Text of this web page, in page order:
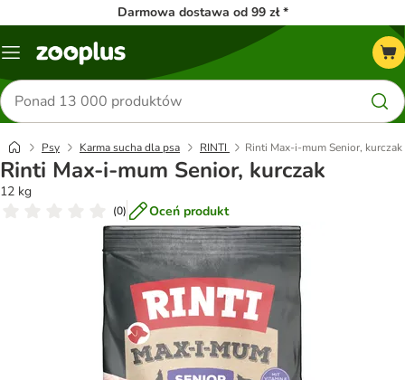
Darmowa dostawa od 99 zł *
Menu
Szukaj
produktów
Psy Karma sucha dla psa RINTI Rinti Max-i-mum Senior, kurczak
Rinti Max-i-mum Senior, kurczak
12 kg
(0) Oceń produkt